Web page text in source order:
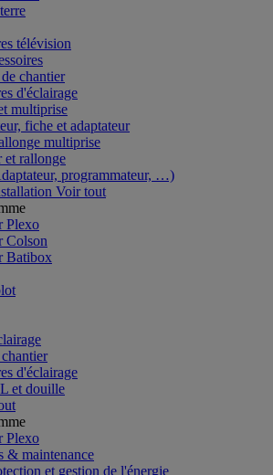
télévision
chantier
d'éclairage
multiprise
fiche et adaptateur
multiprise
et rallonge
programmateur, …)
Voir tout
Plexo
Colson
Batibox
d'éclairage
et douille
Plexo
& maintenance
et gestion de l'énergie